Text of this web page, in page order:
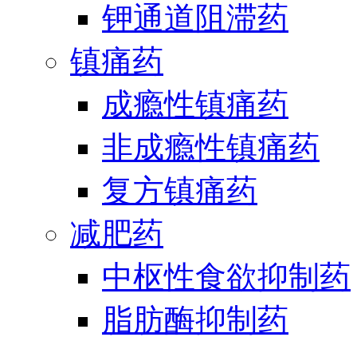
钾通道阻滞药
镇痛药
成瘾性镇痛药
非成瘾性镇痛药
复方镇痛药
减肥药
中枢性食欲抑制药
脂肪酶抑制药